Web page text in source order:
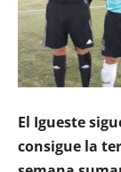
El Igueste
consigue la